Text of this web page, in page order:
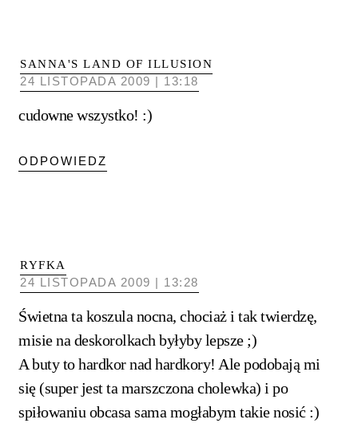
SANNA'S LAND OF ILLUSION
24 LISTOPADA 2009 | 13:18
cudowne wszystko! :)
ODPOWIEDZ
RYFKA
24 LISTOPADA 2009 | 13:28
Świetna ta koszula nocna, chociaż i tak twierdzę,
misie na deskorolkach byłyby lepsze ;)
A buty to hardkor nad hardkory! Ale podobają mi
się (super jest ta marszczona cholewka) i po
spiłowaniu obcasa sama mogłabym takie nosić :)